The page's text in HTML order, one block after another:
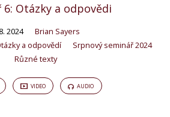
6: Otázky a odpovědi
2024
Brian Sayers
a odpovědí
Srpnový seminář 2024
Různé texty
VIDEO AUDIO